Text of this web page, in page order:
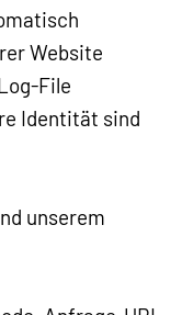
Website
File
Identität sind
unserem